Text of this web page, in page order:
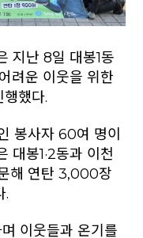
지난 8일 대봉1동
려운 이웃을 위한
했다.
봉사자 60여 명이
대봉1·2동과 이천
해 연탄 3,000장
.
이웃들과 온기를